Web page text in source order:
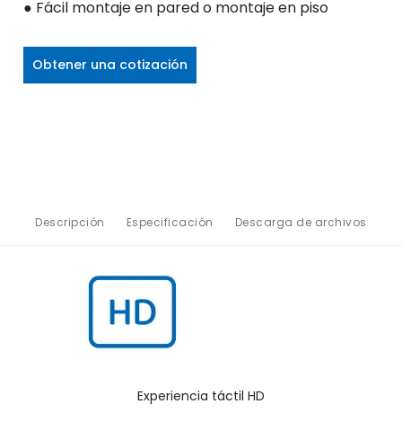
● Fácil montaje en pared o montaje en piso
Obtener una cotización
Descripción Especificación Descarga de archivos
Experiencia táctil HD